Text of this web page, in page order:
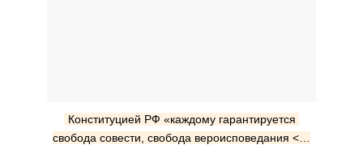
Конституцией РФ «каждому гарантируется
свобода совести, свобода вероисповедания <…